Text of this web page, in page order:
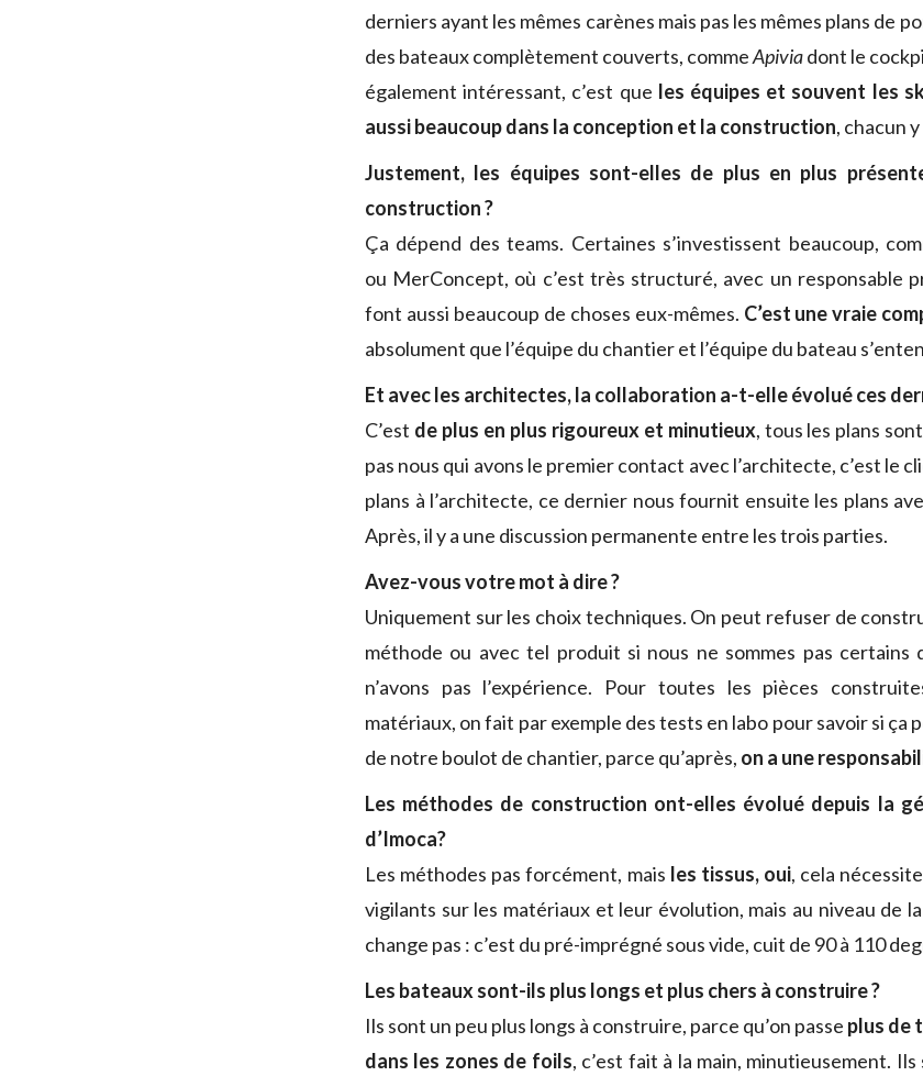
derniers ayant les mêmes carènes mais pas les mêmes plans de
des bateaux complètement couverts, commeApiviadont le
également intéressant, c’est que les équipes et souvent les
aussi beaucoup dans la conception et la construction, chacun
Justement, les équipes sont-elles de plus en plus
construction ?
Ça dépend des teams. Certaines s’investissent beaucoup,
ou MerConcept, où c’est très structuré, avec un responsable
font aussi beaucoup de choses eux-mêmes. C’est une vraie
absolument que l’équipe du chantier et l’équipe du bateau
Et avec les architectes, la collaboration a-t-elle évolué ces
C’est de plus en plus rigoureux et minutieux, tous les plans
pas nous qui avons le premier contact avec l’architecte, c’est le
plans à l’architecte, ce dernier nous fournit ensuite les plans
Après, il y a une discussion permanente entre les trois parties.
Avez-vous votre mot à dire ?
Uniquement sur les choix techniques. On peut refuser de
méthode ou avec tel produit si nous ne sommes pas certains
n’avons pas l’expérience. Pour toutes les pièces
matériaux, on fait par exemple des tests en labo pour savoir si ça
de notre boulot de chantier, parce qu’après, on a une
Les méthodes de construction ont-elles évolué depuis la
d’Imoca?
Les méthodes pas forcément, mais les tissus, oui, cela
vigilants sur les matériaux et leur évolution, mais au niveau de
change pas : c’est du pré-imprégné sous vide, cuit de 90 à 110
Les bateaux sont-ils plus longs et plus chers à construire ?
Ils sont un peu plus longs à construire, parce qu’on passe plus de
dans les zones de foils, c’est fait à la main, minutieusement.